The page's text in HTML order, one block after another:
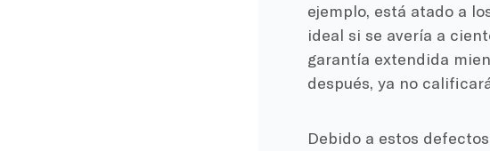
ejemplo, está atado a
ideal si se avería a
garantía extendida
después, ya no
Debido a estos